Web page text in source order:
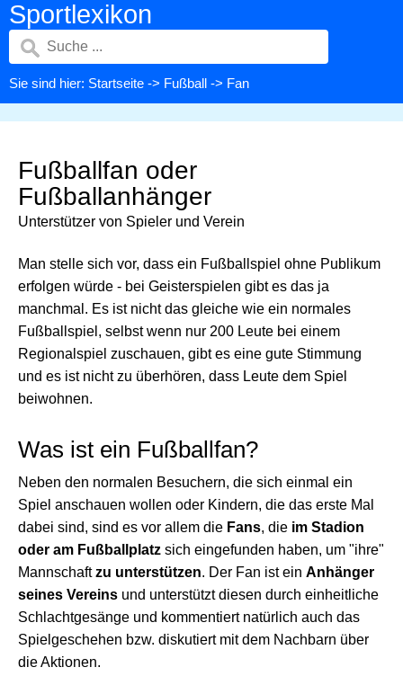
Sportlexikon
Sie sind hier: Startseite -> Fußball -> Fan
Fußballfan oder
Fußballanhänger
Unterstützer von Spieler und Verein
Man stelle sich vor, dass ein Fußballspiel ohne Publikum
erfolgen würde - bei Geisterspielen gibt es das ja
manchmal. Es ist nicht das gleiche wie ein normales
Fußballspiel, selbst wenn nur 200 Leute bei einem
Regionalspiel zuschauen, gibt es eine gute Stimmung
und es ist nicht zu überhören, dass Leute dem Spiel
beiwohnen.
Was ist ein Fußballfan?
Neben den normalen Besuchern, die sich einmal ein
Spiel anschauen wollen oder Kindern, die das erste Mal
dabei sind, sind es vor allem die Fans, die im Stadion
oder am Fußballplatz sich eingefunden haben, um "ihre"
Mannschaftzu unterstützen. Der Fan ist ein Anhänger
seines Vereins und unterstützt diesen durch einheitliche
Schlachtgesänge und kommentiert natürlich auch das
Spielgeschehen bzw. diskutiert mit dem Nachbarn über
die Aktionen.